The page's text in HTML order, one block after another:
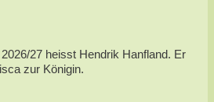
27 heisst Hendrik Hanfland. Er
zur Königin.